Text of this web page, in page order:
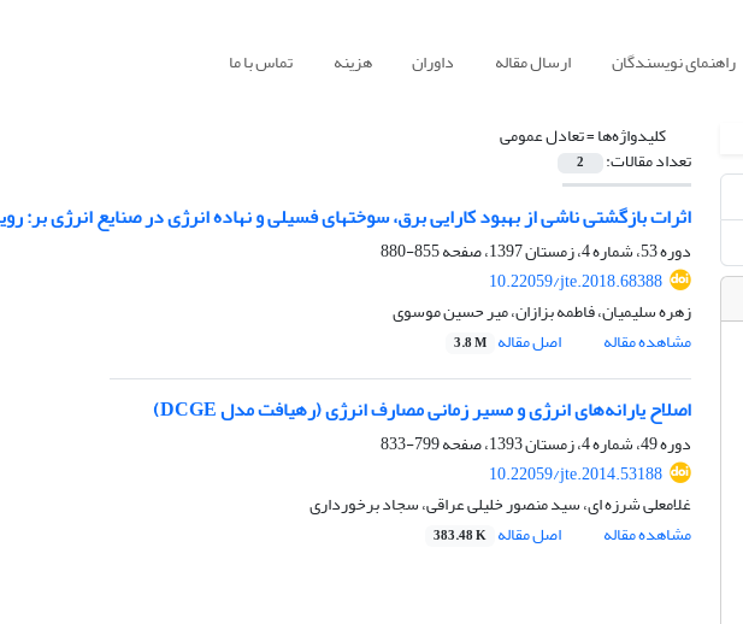
راهنمای نویسندگان ارسال مقاله داوران هزینه تماس با ما
کلیدواژه‌ها =تعادل عمومی
تعداد مقالات: 2
اثرات بازگشتی ناشی از بهبود کارایی برق، سوختهای فسیلی و نهاده انرژی در صنایع انرژی بر:
دوره 53، شماره 4، زمستان 1397، صفحه
855-880
10.22059/jte.2018.68388
زهره سلیمیان، فاطمه بزازان، میر حسین موسوی
مشاهده مقاله
اصل مقاله 3.8 M
اصلاح یارانه‌های انرژی و مسیر زمانی مصارف انرژی (رهیافت مدل DCGE)
دوره 49، شماره 4، زمستان 1393، صفحه
799-833
10.22059/jte.2014.53188
غلامعلی شرزه ای، سید منصور خلیلی عراقی، سجاد برخورداری
مشاهده مقاله
اصل مقاله 383.48 K